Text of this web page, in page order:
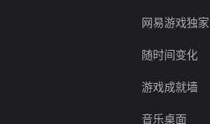
网易游戏独家
随时间变化
游戏成就墙
音乐桌面